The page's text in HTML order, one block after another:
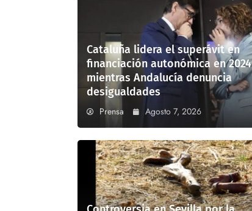
Cataluña lidera el superávit en
financiación autonómica en 2024
mientras Andalucía denuncia
desigualdades
Prensa Agosto 7, 2026